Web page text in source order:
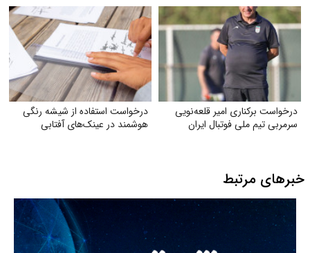
درخواست برکناری امیر قلعه‌نویی
سرمربی تیم ملی فوتبال ایران
درخواست استفاده از شیشه رنگی
هوشمند در عینک‌های آفتابی
خبرهای مرتبط